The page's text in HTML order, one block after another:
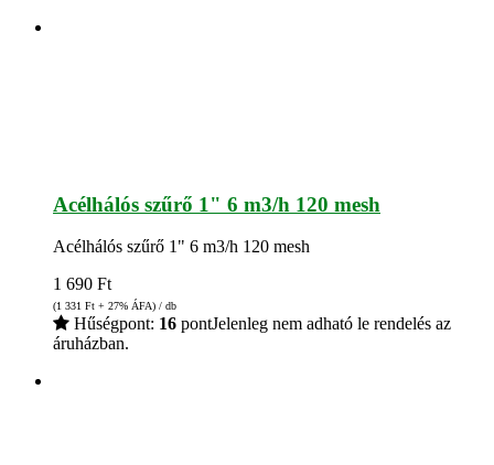
Acélhálós szűrő 1" 6 m3/h 120 mesh
Acélhálós szűrő 1" 6 m3/h 120 mesh
1 690 Ft
(1 331 Ft + 27% ÁFA) / db
Hűségpont: 16 pontJelenleg nem adható le rendelés az
áruházban.